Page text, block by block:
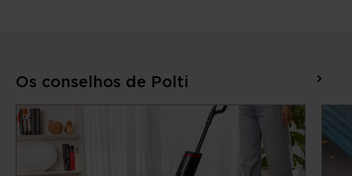
Os conselhos de Polti